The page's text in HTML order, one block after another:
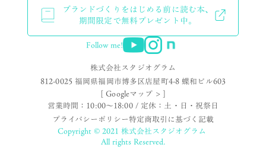
ブランドづくりをはじめる前に読む本、
期間限定で無料プレゼント中。
Follow me!
株式会社スタジオグラム
812-0025 福岡県福岡市博多区店屋町4-8 蝶和ビル603
[ Googleマップ > ]
営業時間：10:00〜18:00 / 定休：土・日・祝祭日
プライバシーポリシー特定商取引に基づく記載
Copyright © 2021 株式会社スタジオグラム
All rights Reserved.